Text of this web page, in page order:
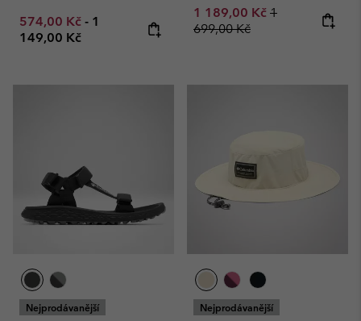
Minimum sale price:
574,00 Kč - Maximum price:
1
149,00 Kč
Sale price:
1 189,00 Kč Regular price:
1
699,00 Kč
Nejprodávanější Nejprodávanější